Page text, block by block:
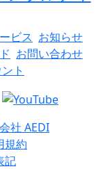
ビス お知らせ
お問い合わせ
ト
社 AEDI
規約
記